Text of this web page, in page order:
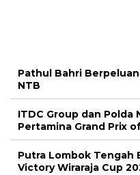
Pathul Bahri
NTB
ITDC Group dan Polda
Pertamina Grand Prix
Putra Lombok Tengah
Victory Wiraraja Cup